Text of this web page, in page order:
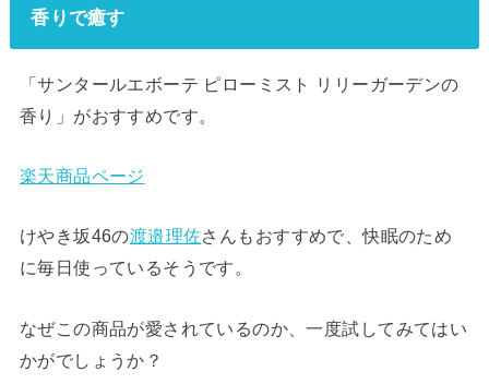
香りで癒す
「サンタールエボーテ ピローミスト リリーガーデンの
香り」がおすすめです。
楽天商品ページ
けやき坂46の渡邉理佐さんもおすすめで、快眠のため
に毎日使っているそうです。
なぜこの商品が愛されているのか、一度試してみてはい
かがでしょうか？